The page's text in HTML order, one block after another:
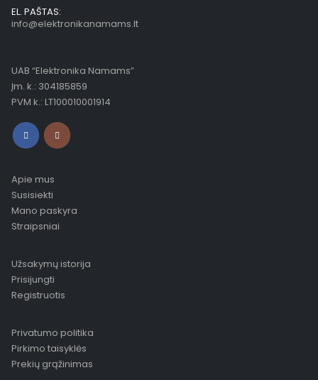
EL. PAŠTAS:
info@elektronikanamams.lt
UAB “Elektronika Namams”
Įm. k.: 304185859
PVM k.: LT100010001914
Apie mus
Susisiekti
Mano paskyra
Straipsniai
Užsakymų istorija
Prisijungti
Registruotis
Privatumo politika
Pirkimo taisyklės
Prekių grąžinimas